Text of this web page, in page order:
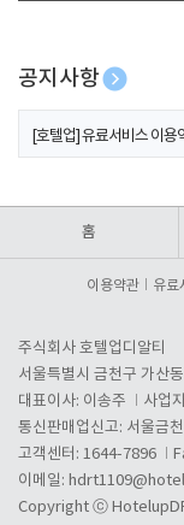
공지사항
[호텔업] 개인정보 처리방
[호텔업] 유료서비스 이용
홈
이용약관 유료
주식회사 호텔업디알티
서울특별시 금천구 가산
대표이사: 이송주
사업
통신판매업신고: 서울금
고객센터: 1644-7896
이메일:
Copyright ⓒ